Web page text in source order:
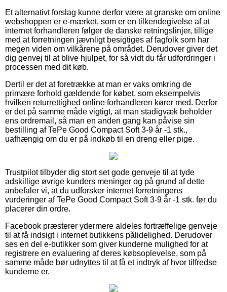
Et alternativt forslag kunne derfor være at granske om online
webshoppen er e-mærket, som er en tilkendegivelse af at
internet forhandleren følger de danske retningslinjer, tillige
med at forretningen jævnligt besigtiges af fagfolk som har
megen viden om vilkårene på området. Derudover giver det
dig genvej til at blive hjulpet, for så vidt du får udfordringer i
processen med dit køb.
Dertil er det at foretrække at man er vaks omkring de
primære forhold gældende for købet, som eksempelvis
hvilken returrettighed online forhandleren kører med. Derfor
er det på samme måde vigtigt, at man stadigvæk beholder
ens ordremail, så man en anden gang kan påvise sin
bestilling af TePe Good Compact Soft 3-9 år -1 stk.,
uafhængig om du er på indkøb til en dreng eller pige.
Trustpilot tilbyder dig stort set gode genveje til at tyde
adskillige øvrige kunders meninger og på grund af dette
anbefaler vi, at du udforsker internet forretningens
vurderinger af TePe Good Compact Soft 3-9 år -1 stk. før du
placerer din ordre.
Facebook præsterer ydermere aldeles fortræffelige genveje
til at få indsigt i internet butikkens pålidelighed. Derudover
ses en del e-butikker som giver kunderne mulighed for at
registrere en evaluering af deres købsoplevelse, som på
samme måde bør udnyttes til at få et indtryk af hvor tilfredse
kunderne er.